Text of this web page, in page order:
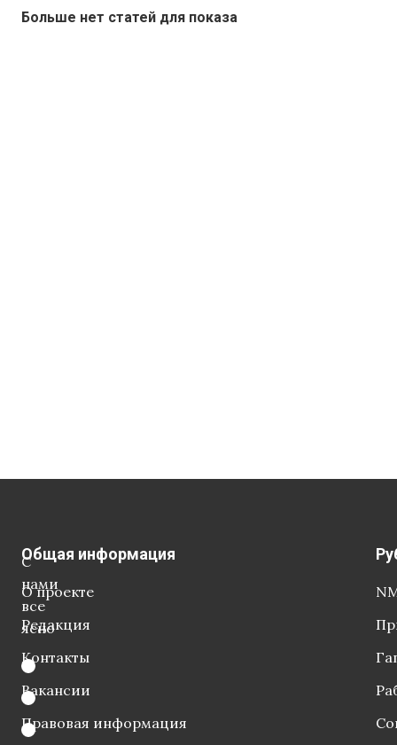
Больше нет статей для показа
С
нами
все
ясно
Общая информация
О проекте
Редакция
Контакты
Вакансии
Правовая информация